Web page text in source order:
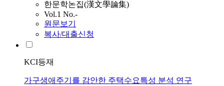
한문학논집(漢文學論集)
Vol.1 No.-
원문보기
복사/대출신청
KCI등재
가구생애주기를 감안한 주택수요특성 분석 연구